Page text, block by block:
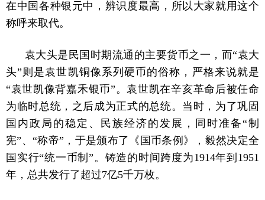
在中国各种银元中，辨识度最高，所以大家就用这个
称呼来取代。
袁大头是民国时期流通的主要货币之一，而“袁大
头”则是袁世凯铜像系列硬币的俗称，严格来说就是
“袁世凯像背嘉禾银币”。袁世凯在辛亥革命后被任命
为临时总统，之后成为正式的总统。当时，为了巩固
国内政局的稳定、民族经济的发展，同时准备“制
宪”、“称帝”，于是颁布了《国币条例》，毅然决定全
国实行“统一币制”。铸造的时间跨度为1914年到1951
年，总共发行了超过7亿5千万枚。